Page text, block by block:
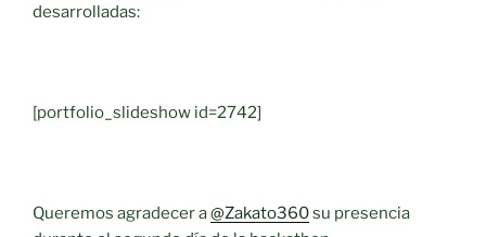
desarrolladas:
[portfolio_slideshow id=2742]
Queremos agradecer a@Zakato360su presencia